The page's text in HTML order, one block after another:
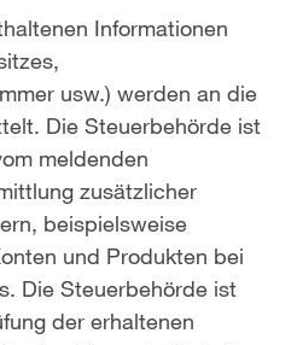
Informationen
usw.) werden an die
Die Steuerbehörde ist
meldenden
zusätzlicher
beispielsweise
und Produkten bei
Die Steuerbehörde ist
der erhaltenen